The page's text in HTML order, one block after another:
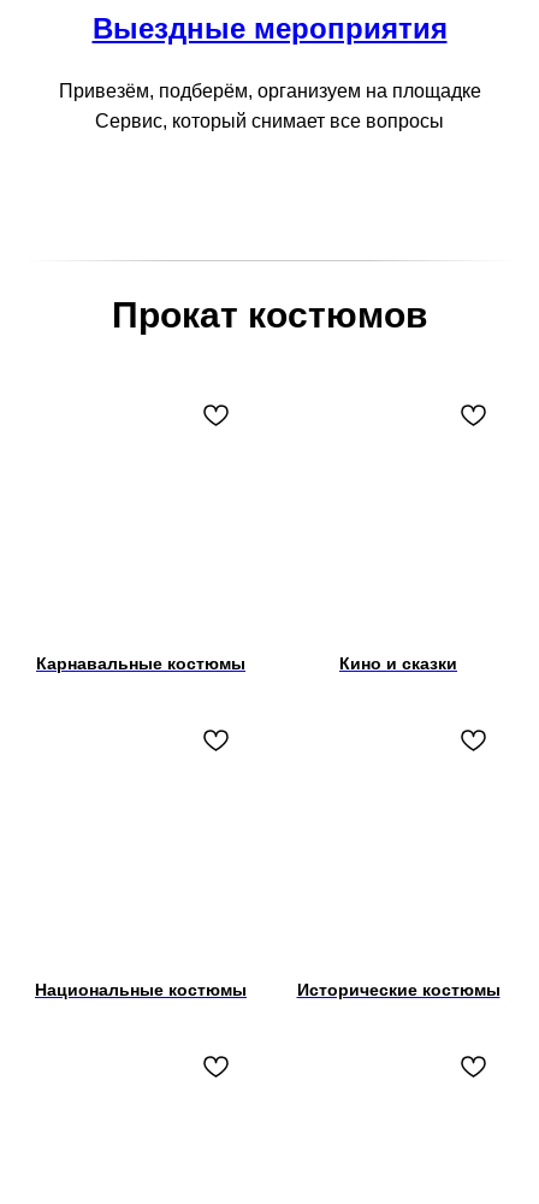
Выездные мероприятия
Привезём, подберём, организуем на площадке
Сервис, который снимает все вопросы
Прокат костюмов
Карнавальные костюмы Кино и сказки
Национальные костюмы Исторические костюмы